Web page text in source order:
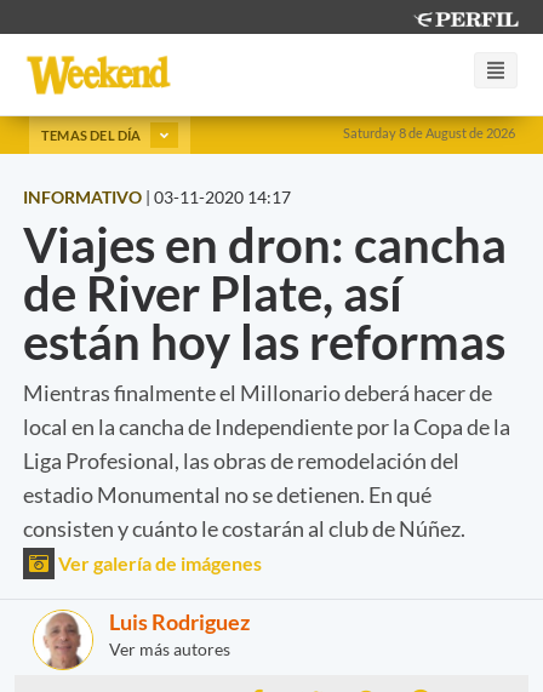
Saturday 8 de August de 2026
TEMAS DEL DÍA
INFORMATIVO | 03-11-2020 14:17
Viajes en dron: cancha
de River Plate, así
están hoy las reformas
Mientras finalmente el Millonario deberá hacer de
local en la cancha de Independiente por la Copa de la
Liga Profesional, las obras de remodelación del
estadio Monumental no se detienen. En qué
consisten y cuánto le costarán al club de Núñez.
Ver galería de imágenes
Luis Rodriguez
Ver más autores